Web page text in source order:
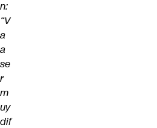
n:
“V
a
a
se
r
m
uy
dif